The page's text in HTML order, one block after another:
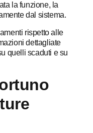
la funzione, la
dal sistema.
rispetto alle
dettagliate
quelli scaduti e su